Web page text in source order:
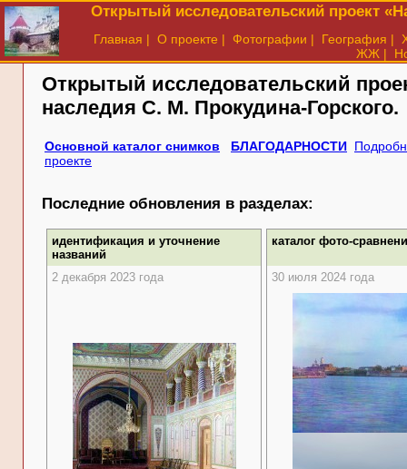
Открытый исследовательский проект
Главная | О проекте | Фотографии | География |
ЖЖ |
Открытый исследовательский
наследия С. М. Прокудина-Горского.
Основной каталог снимков БЛАГОДАРНОСТИ
проекте
Последние обновления в разделах:
идентификация и уточнение
названий
каталог фото-
2 декабря 2023 года 30 июля 2024 года